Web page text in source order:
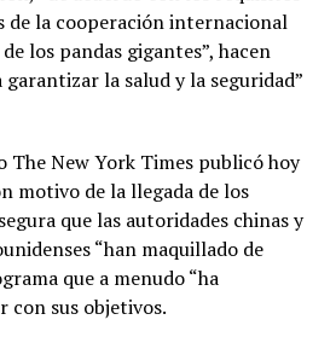
de la cooperación internacional
los pandas gigantes”, hacen
la salud y la seguridad”
The New York Times publicó hoy
motivo de la llegada de los
que las autoridades chinas y
“han maquillado de
que a menudo “ha
con sus objetivos.